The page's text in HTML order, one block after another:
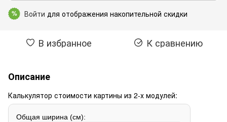
% Войти для отображения накопительной скидки
В избранное К сравнению
Описание
Калькулятор стоимости картины из 2-х модулей:
Общая ширина (см):